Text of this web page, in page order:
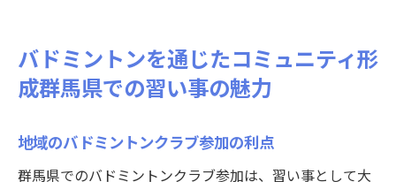
バドミントンを通じたコミュニティ形
成群馬県での習い事の魅力
地域のバドミントンクラブ参加の利点
群馬県でのバドミントンクラブ参加は、習い事として大